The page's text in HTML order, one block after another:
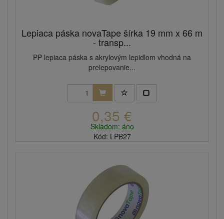
Lepiaca páska novaTape šírka 19 mm x 66 m
- transp...
PP lepiaca páska s akrylovým lepidlom vhodná na
prelepovanie...
0,35 €
Skladom: áno
Kód: LPB27